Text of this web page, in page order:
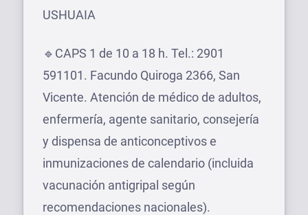
USHUAIA
🔹CAPS 1 de 10 a 18 h. Tel.: 2901
591101. Facundo Quiroga 2366, San
Vicente. Atención de médico de adultos,
enfermería, agente sanitario, consejería
y dispensa de anticonceptivos e
inmunizaciones de calendario (incluida
vacunación antigripal según
recomendaciones nacionales).